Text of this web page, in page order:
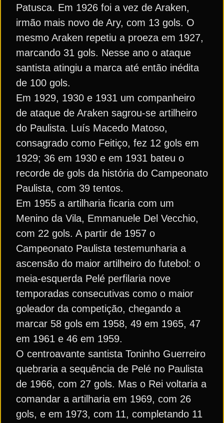
Patusca. Em 1926 foi a vez de Araken,
irmão mais novo de Ary, com 13 gols. O
mesmo Araken repetiu a proeza em 1927,
marcando 31 gols. Nesse ano o ataque
santista atingiu a marca até então inédita
de 100 gols.
Em 1929, 1930 e 1931 um companheiro
de ataque de Araken sagrou-se artilheiro
do Paulista. Luís Macedo Matoso,
consagrado como Feitiço, fez 12 gols em
1929; 36 em 1930 e em 1931 bateu o
recorde de gols da história do Campeonato
Paulista, com 39 tentos.
Em 1955 a artilharia ficaria com um
Menino da Vila, Emmanuele Del Vecchio,
com 22 gols. A partir de 1957 o
Campeonato Paulista testemunharia a
ascensão do maior artilheiro do futebol: o
meia-esquerda Pelé perfilaria nove
temporadas consecutivas como o maior
goleador da competição, chegando a
marcar 58 gols em 1958, 49 em 1965, 47
em 1961 e 46 em 1959.
O centroavante santista Toninho Guerreiro
quebraria a sequência de Pelé no Paulista
de 1966, com 27 gols. Mas o Rei voltaria a
comandar a artilharia em 1969, com 26
gols, e em 1973, com 11, completando 11